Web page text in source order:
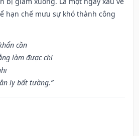
hạn chế mưu sự khó thành công
cần
làm được chi
ly bất tường.”